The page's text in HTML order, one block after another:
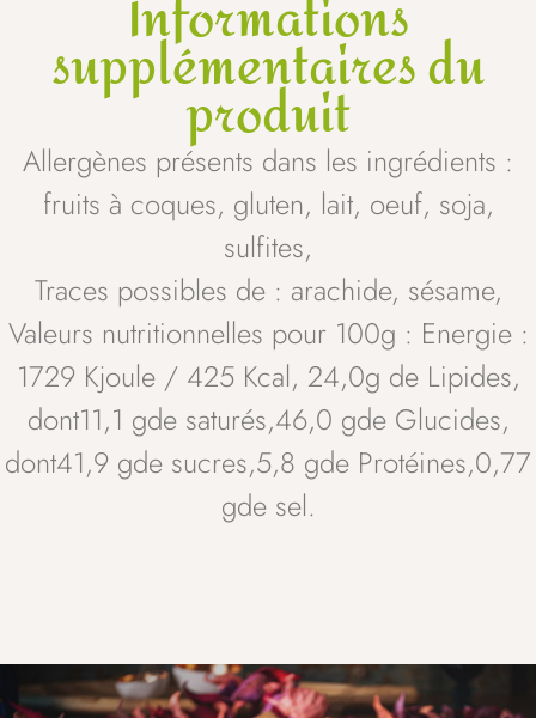
Informations
supplémentaires du
produit
Allergènes présents dans les ingrédients :
fruits à coques, gluten, lait, oeuf, soja,
sulfites,
Traces possibles de : arachide, sésame,
Valeurs nutritionnelles pour 100g : Energie :
1729 Kjoule / 425 Kcal, 24,0g de Lipides,
dont11,1 gde saturés,46,0 gde Glucides,
dont41,9 gde sucres,5,8 gde Protéines,0,77
gde sel.